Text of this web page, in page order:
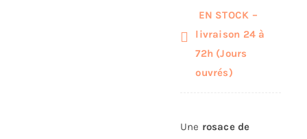
EN STOCK –
livraison 24 à
72h (Jours
ouvrés)
Une rosace de